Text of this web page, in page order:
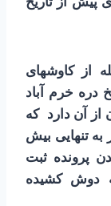
از کاوش­های
دره خرم آباد
که
به تنهایی بیش
پرونده ثبت
دوش کشیده